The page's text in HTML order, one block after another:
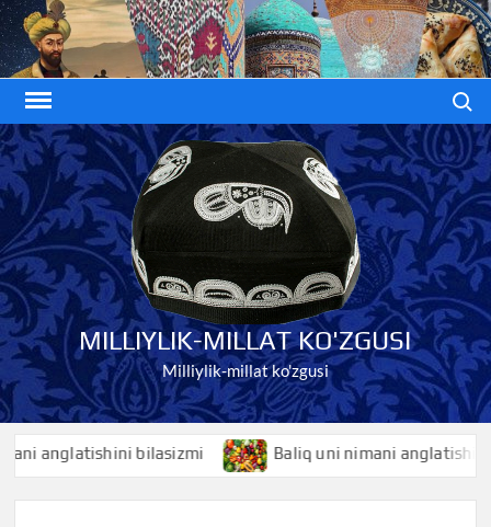
Skip
to
content
MILLIYLIK-MILLAT KO'ZGUSI
Milliylik-millat ko'zgusi
bilasizmi Baliq uni nimani anglatishini